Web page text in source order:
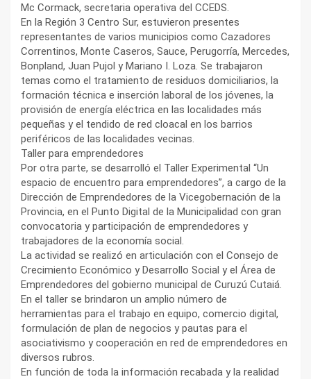
Mc Cormack, secretaria operativa del CCEDS.
En la Región 3 Centro Sur, estuvieron presentes
representantes de varios municipios como Cazadores
Correntinos, Monte Caseros, Sauce, Perugorría, Mercedes,
Bonpland, Juan Pujol y Mariano I. Loza. Se trabajaron
temas como el tratamiento de residuos domiciliarios, la
formación técnica e inserción laboral de los jóvenes, la
provisión de energía eléctrica en las localidades más
pequeñas y el tendido de red cloacal en los barrios
periféricos de las localidades vecinas.
Taller para emprendedores
Por otra parte, se desarrolló el Taller Experimental “Un
espacio de encuentro para emprendedores”, a cargo de la
Dirección de Emprendedores de la Vicegobernación de la
Provincia, en el Punto Digital de la Municipalidad con gran
convocatoria y participación de emprendedores y
trabajadores de la economía social.
La actividad se realizó en articulación con el Consejo de
Crecimiento Económico y Desarrollo Social y el Área de
Emprendedores del gobierno municipal de Curuzú Cutaiá.
En el taller se brindaron un amplio número de
herramientas para el trabajo en equipo, comercio digital,
formulación de plan de negocios y pautas para el
asociativismo y cooperación en red de emprendedores en
diversos rubros.
En función de toda la información recabada y la realidad